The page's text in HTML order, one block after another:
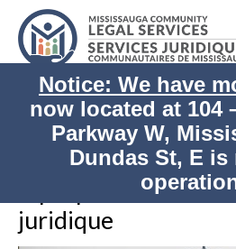
Notice: We have
now located at 104
Parkway W,
Dundas St, E
Accueil Qui nous sommes
À propos de notre clinique juridique
À propos de notre
juridique